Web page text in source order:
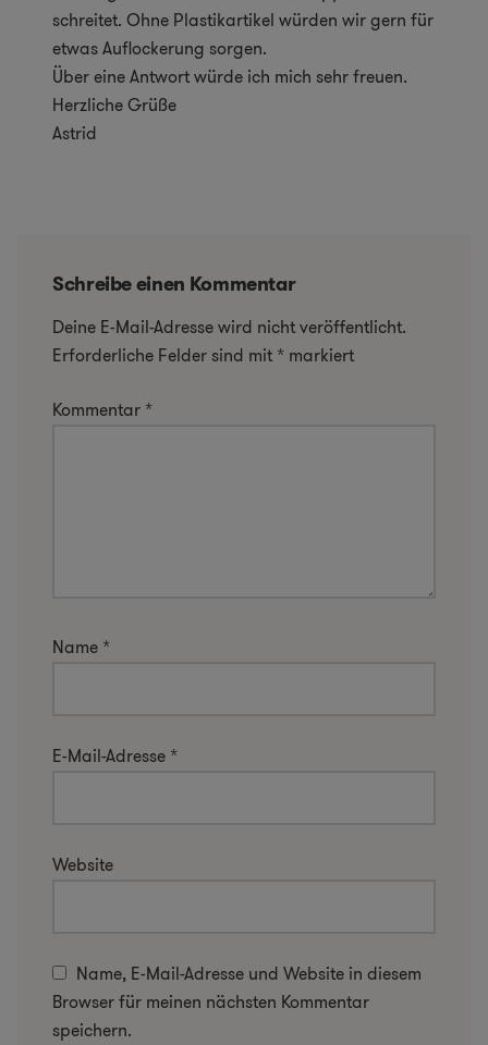
schreitet. Ohne Plastikartikel würden wir gern für
etwas Auflockerung sorgen.
Über eine Antwort würde ich mich sehr freuen.
Herzliche Grüße
Astrid
Schreibe einen Kommentar
Deine E-Mail-Adresse wird nicht veröffentlicht.
Erforderliche Felder sind mit * markiert
Kommentar *
Name *
E-Mail-Adresse *
Website
Name, E-Mail-Adresse und Website in diesem
Browser für meinen nächsten Kommentar
speichern.